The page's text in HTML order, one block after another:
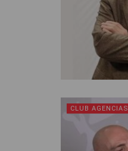
CLUB AGENCIAS